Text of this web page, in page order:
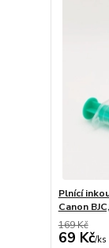
Plnící
Canon
169 Kč
69 Kč/ks